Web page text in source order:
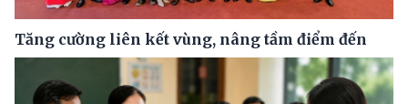
Tăng cường liên kết vùng, nâng tầm điểm đến